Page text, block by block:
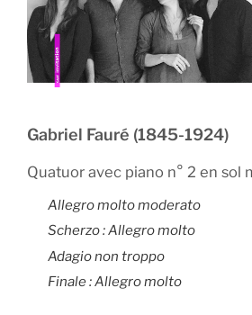
Gabriel Fauré (1845-1924)
Quatuor avec piano n° 2 en sol
Allegro molto moderato
Scherzo : Allegro molto
Adagio non troppo
Finale : Allegro molto